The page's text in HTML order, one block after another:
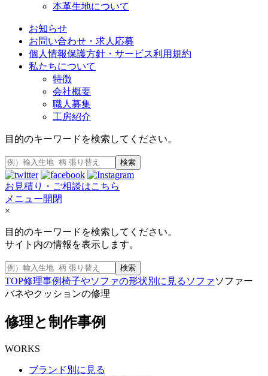
本革生地について
お知らせ
お問い合わせ・求人応募
個人情報保護方針・サービス利用規約
私たちについて
特徴
会社概要
職人募集
工房紹介
目的のキーワードを検索してください。
検索
お見積り・ご相談はこちら
メニュー開閉
×
目的のキーワードを検索してください。
サイト内の情報を表示します。
検索
TOP修理事例椅子やソファの形状別に見る ソファソファー
バネやクッションの修理
修理と制作事例
WORKS
ブランド別に見る